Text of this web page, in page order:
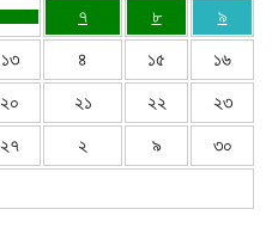
৭ ৮ ৯
১৩ ৪ ১৫ ১৬
২০ ২১ ২২ ২৩
২৭ ২ ৯ ৩০